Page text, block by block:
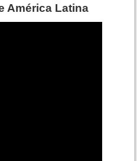
América Latina